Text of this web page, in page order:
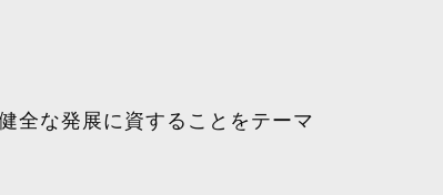
全な発展に資することをテーマ